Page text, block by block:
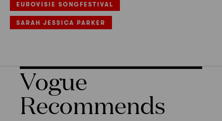
EUROVISIE SONGFESTIVAL
SARAH JESSICA PARKER
Vogue
Recommends